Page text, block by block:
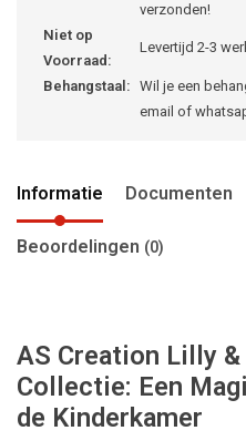
verzonden!
Niet op
Voorraad:
Levertijd 2-3
Behangstaal: Wil je een
email of
Informatie Documenten
Beoordelingen (0)
AS Creation Lilly &
Collectie: Een
de Kinderkamer